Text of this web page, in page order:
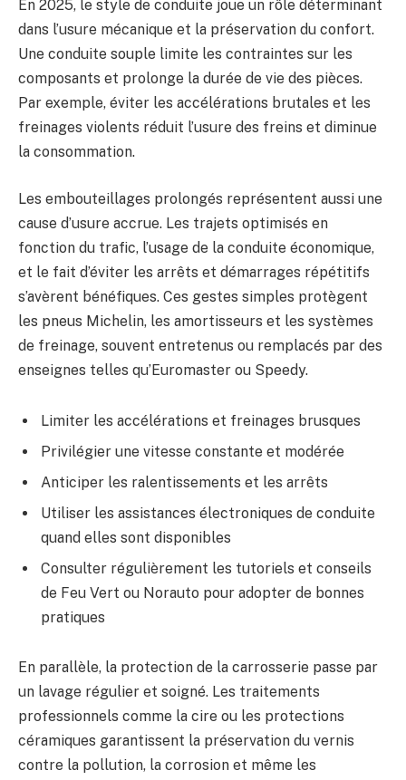
En 2025, le style de conduite joue un rôle déterminant
dans l’usure mécanique et la préservation du confort.
Une conduite souple limite les contraintes sur les
composants et prolonge la durée de vie des pièces.
Par exemple, éviter les accélérations brutales et les
freinages violents réduit l’usure des freins et diminue
la consommation.
Les embouteillages prolongés représentent aussi une
cause d’usure accrue. Les trajets optimisés en
fonction du trafic, l’usage de la conduite économique,
et le fait d’éviter les arrêts et démarrages répétitifs
s’avèrent bénéfiques. Ces gestes simples protègent
les pneus Michelin, les amortisseurs et les systèmes
de freinage, souvent entretenus ou remplacés par des
enseignes telles qu’Euromaster ou Speedy.
Limiter les accélérations et freinages brusques
Privilégier une vitesse constante et modérée
Anticiper les ralentissements et les arrêts
Utiliser les assistances électroniques de conduite
quand elles sont disponibles
Consulter régulièrement les tutoriels et conseils
de Feu Vert ou Norauto pour adopter de bonnes
pratiques
En parallèle, la protection de la carrosserie passe par
un lavage régulier et soigné. Les traitements
professionnels comme la cire ou les protections
céramiques garantissent la préservation du vernis
contre la pollution, la corrosion et même les